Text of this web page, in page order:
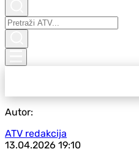
Autor:
ATV redakcija
13.04.2026 19:10